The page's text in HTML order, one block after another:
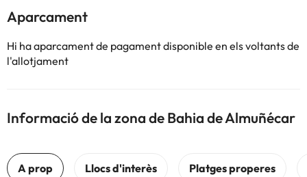
Aparcament
Hi ha aparcament de pagament disponible en els voltants de
l'allotjament
Informació de la zona de Bahia de Almuñécar